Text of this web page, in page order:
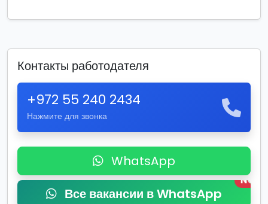
Контакты работодателя
+972 55 240 2434
Нажмите для звонка
WhatsApp
Все вакансии в WhatsApp
New